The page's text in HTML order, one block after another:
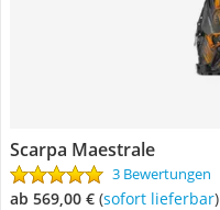
Scarpa Maestrale
3 Bewertungen
ab 569,00 € ( Sofort lieferbar)